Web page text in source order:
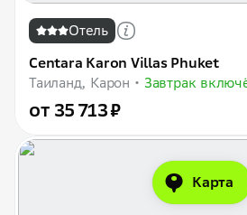
Отель
Centara Karon Villas Phuket
Таиланд, Карон
Завтрак
от 35 713 ₽
Карта